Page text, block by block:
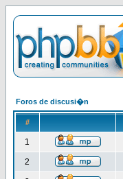
Foros de discusi�n
#
1
2